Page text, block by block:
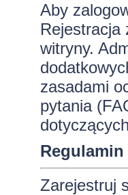
Aby
Rejestracja
witryny.
zasadami
pytania
Regulamin
Zarejestruj